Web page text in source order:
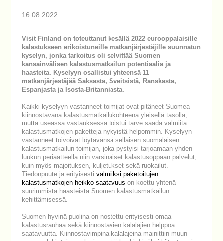
16.08.2022
Visit Finland on toteuttanut kesällä 2022 eurooppalaisille
kalastukseen erikoistuneille matkanjärjestäjille suunnatun
kyselyn, jonka tarkoitus oli selvittää Suomen
kansainvälisen kalastusmatkailun potentiaalia ja
haasteita. Kyselyyn osallistui yhteensä 11
matkanjärjestäjää Saksasta, Sveitsistä, Ranskasta,
Espanjasta ja Isosta-Britanniasta.
Kaikki kyselyyn vastanneet toimijat ovat pitäneet Suomea
kiinnostavana kalastusmatkailukohteena yleisellä tasolla,
mutta useassa vastauksessa toistui tarve saada valmiita
kalastusmatkojen paketteja nykyistä helpommin. Kyselyyn
vastanneet toivoivat löytävänsä sellaisen suomalaisen
kalastusmatkailun toimijan, joka pystyisi tarjoamaan yhden
luukun periaatteella niin varsinaiset kalastusoppaan palvelut,
kuin myös majoituksen, kuljetukset sekä ruokailut.
Tiedonpuute ja erityisesti valmiiksi paketoitujen
kalastusmatkojen heikko saatavuus on koettu yhtenä
suurimmista haasteista Suomen kalastusmatkailun
kehittämisessä.
Suomen hyvinä puolina on nostettu erityisesti omaa
kalastusrauhaa sekä kiinnostavien kalalajien helppoa
saatavuutta. Kiinnostavimpina kalalajeina mainittiin muun